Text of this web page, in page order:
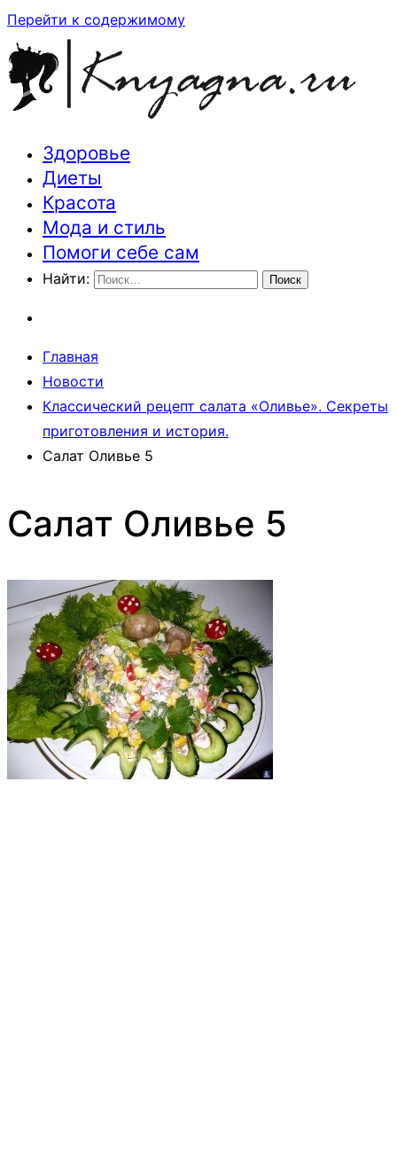
Перейти к содержимому
Траектория здоровья и красоты
Здоровье
Диеты
Красота
Мода и стиль
Помоги себе сам
Найти:
Главная
Новости
Классический рецепт салата «Оливье». Секреты
приготовления и история.
Салат Оливье 5
Салат Оливье 5